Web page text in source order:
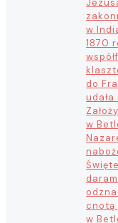
w
1870
do
w
cnotą
w